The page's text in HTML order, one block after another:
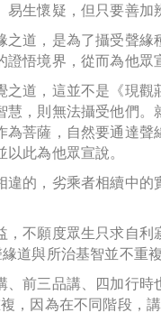
生懷疑，但只要善加
之道，是為了攝受聲
悟境界，從而為他眾
道，這並不是《現
，則無法攝受他們
菩薩，自然要通達
此為他眾宣說。
的，劣乘者相續中
不願度眾生只求自利
道與所治基智並不重
、前三品講、四加行
，因為在不同階段，